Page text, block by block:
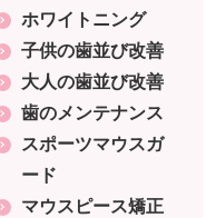
ホワイトニング
子供の歯並び改善
大人の歯並び改善
歯のメンテナンス
スポーツマウスガ
ード
マウスピース矯正